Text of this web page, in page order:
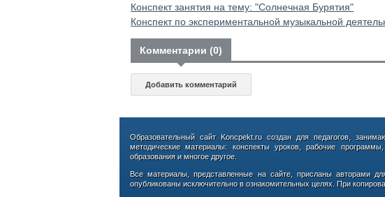
Конспект занятия на тему: "Солнечная Бурятия"
Конспект по экспериментальной музыкальной
Комментарии (0)
Добавить комментарий
Образовательный сайт Koncpekt.ru создан для педагогов,
методические материалы: конспекты уроков, рабочие
образования и многое другое.
Все материалы, представленные на сайте, присланы авторами
опубликованы исключительно в ознакомительных целях. При